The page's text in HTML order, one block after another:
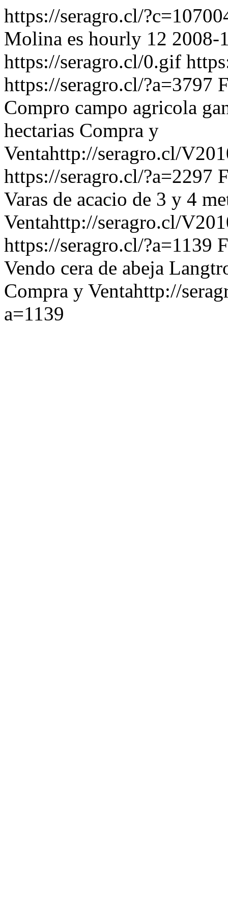
https://seragro.cl/
Molina es hourly 12 2008-
https://seragro.cl/0.gif
https://seragro.cl/?a=3797
Compro campo agricola
hectarias Compra y
Ventahttp://seragro.cl/
https://seragro.cl/?a=2297
Varas de acacio de 3 y 4
Ventahttp://seragro.cl/
https://seragro.cl/?a=1139
Vendo cera de abeja
Compra y Ventahttp://
a=1139